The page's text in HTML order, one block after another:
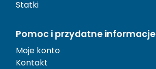
Statki
Pomoc i przydatne informacje
Moje konto
Kontakt